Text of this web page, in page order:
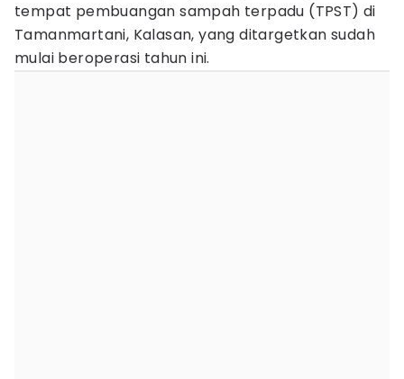
tempat pembuangan sampah terpadu (TPST) di
Tamanmartani, Kalasan, yang ditargetkan sudah
mulai beroperasi tahun ini.